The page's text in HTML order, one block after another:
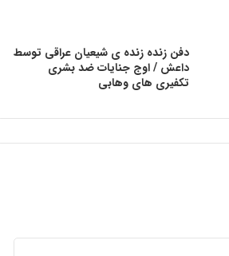
دفن زنده زنده ی شیعیان عراقی توسط
داعش / اوج جنایات ضد بشری
تکفیری های وهابی